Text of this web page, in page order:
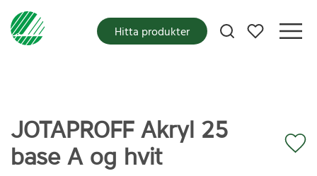
Mina favoriter
Hitta produkter
JOTAPROFF Akryl 25
base A og hvit